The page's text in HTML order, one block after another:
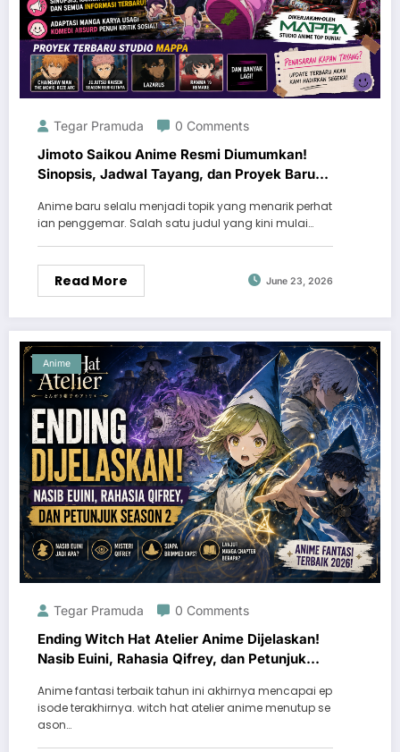
Tegar Pramuda 0 Comments
Jimoto Saikou Anime Resmi Diumumkan!
Sinopsis, Jadwal Tayang, dan Proyek Baru
Anime baru selalu menjadi topik yang menarik perhat
ian penggemar. Salah satu judul yang kini mulai…
Read More June 23, 2026
Anime
Tegar Pramuda 0 Comments
Ending Witch Hat Atelier Anime Dijelaskan!
Nasib Euini, Rahasia Qifrey, dan Petunjuk
Anime fantasi terbaik tahun ini akhirnya mencapai ep
isode terakhirnya. witch hat atelier anime menutup se
ason…